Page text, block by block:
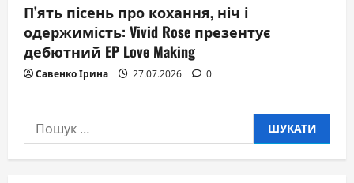
П’ять пісень про кохання, ніч і
одержимість: Vivid Rose презентує
дебютний EP Love Making
Савенко Ірина 27.07.2026 0
Пошук: